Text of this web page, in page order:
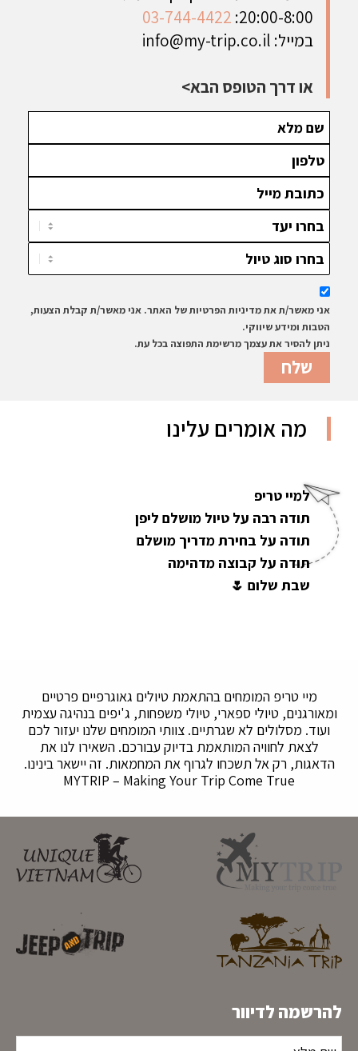
אני מאשר/ת את מדיניות הפרטיות של האתר. אני מאשר/ת קבלת הצעות,
הטבות ומידע שיווקי.
ניתן להסיר את עצמך מרשימת התפוצה בכל עת.
20:00-8:00:
03-744-4422
במייל: info@my-trip.co.il
או דרך הטופס הבא>
מה אומרים עלינו
למיי טריפ
תודה רבה על טיול מושלם ליפן
תודה על בחירת מדריך מושלם
תודה על קבוצה מדהימה
שבת שלום 🌷
מיי טריפ המומחים בהתאמת טיולים גאוגרפיים פרטיים
ומאורגנים, טיולי ספארי, טיולי משפחות, ג'יפים בנהיגה עצמית
ועוד. מסלולים לא שגרתיים. צוותי המומחים שלנו יעזור לכם
לצאת לחוויה המותאמת בדיוק עבורכם. השאירו לנו את
הדאגות, רק אל תשכחו לגרוף את המחמאות. זה יישאר בינינו.
MYTRIP – Making Your Trip Come True
להרשמה לדיוור